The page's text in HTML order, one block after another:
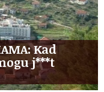
Kad
j***t